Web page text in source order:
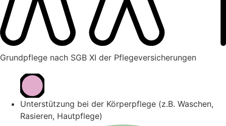
Grundpflege nach SGB XI der Pflegeversicherungen
Unterstützung bei der Körperpflege (z.B. Waschen,
Rasieren, Hautpflege)